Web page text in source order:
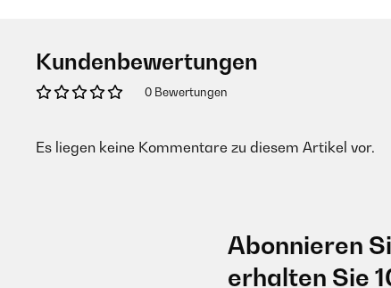
Kundenbewertungen
0 Bewertungen
Es liegen keine Kommentare zu diesem Artikel vor.
Abonnieren
erhalten Sie